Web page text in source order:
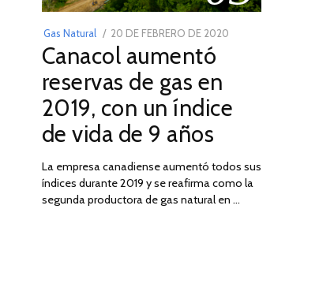
Gas Natural
POSTED
ON
20 DE FEBRERO DE 2020
2025
Canacol aumentó
reservas de gas en
2019, con un índice
de vida de 9 años
La empresa canadiense aumentó todos sus
índices durante 2019 y se reafirma como la
segunda productora de gas natural en …